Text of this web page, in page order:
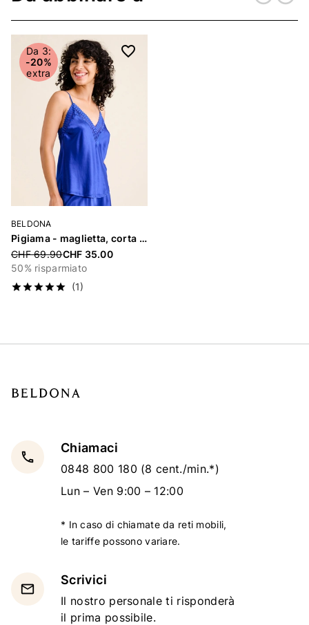
Da 3:
-20%
extra
BELDONA
Pigiama - maglietta, corta «Andia»
Price reduced from
CHF 69.90CHF 35.00
50% risparmiato
(1)
local_phone
Chiamaci
0848 800 180 (8 cent./min.*)
Lun – Ven 9:00 – 12:00
* In caso di chiamate da reti mobili,
le tariffe possono variare.
email
Scrivici
Il nostro personale ti risponderà
il prima possibile.